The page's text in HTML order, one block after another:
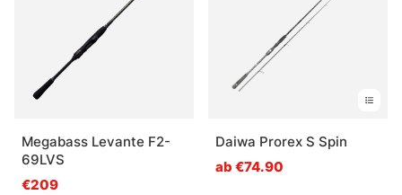
Megabass Levante F2-
69LVS
€209
Daiwa Prorex S Spin
ab €74.90